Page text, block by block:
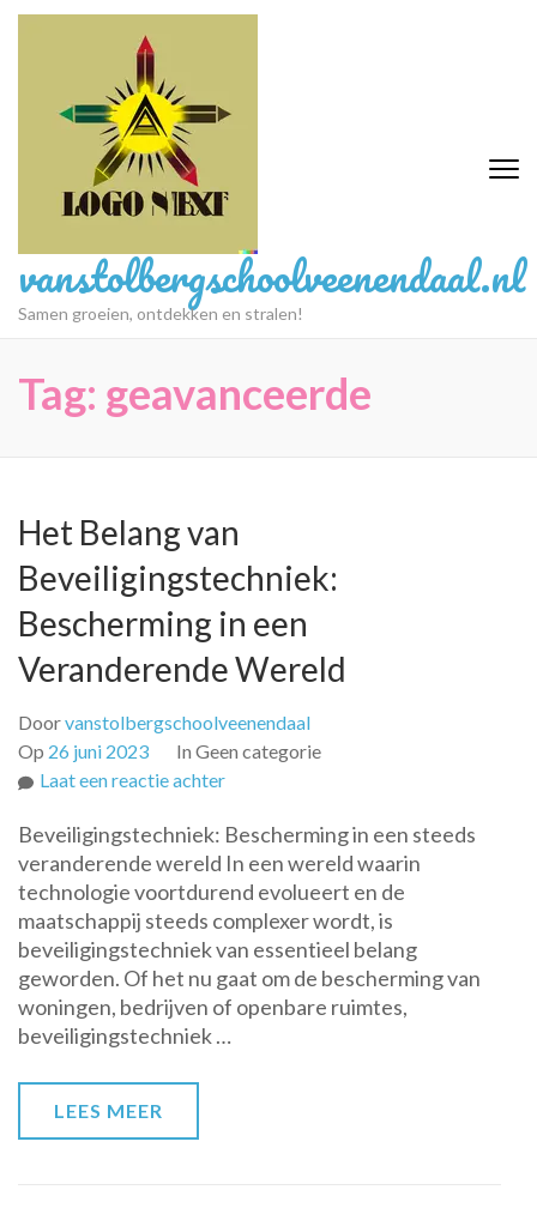
Ga
vanstolbergschoolveenendaal.nl
Samen groeien, ontdekken en stralen!
Tag: geavanceerde
Het Belang van
Beveiligingstechniek:
Bescherming in een
Veranderende Wereld
Doorvanstolbergschoolveenendaal
Op 26 juni 2023
In Geen categorie
Laat een reactie achterop
Belang
van
Beveiligingstechniek:
Bescherming
in
een
Veranderende
Wereld
Beveiligingstechniek: Bescherming in een steeds
veranderende wereld In een wereld waarin
technologie voortdurend evolueert en de
maatschappij steeds complexer wordt, is
beveiligingstechniek van essentieel belang
geworden. Of het nu gaat om de bescherming van
woningen, bedrijven of openbare ruimtes,
beveiligingstechniek …
LEES MEER